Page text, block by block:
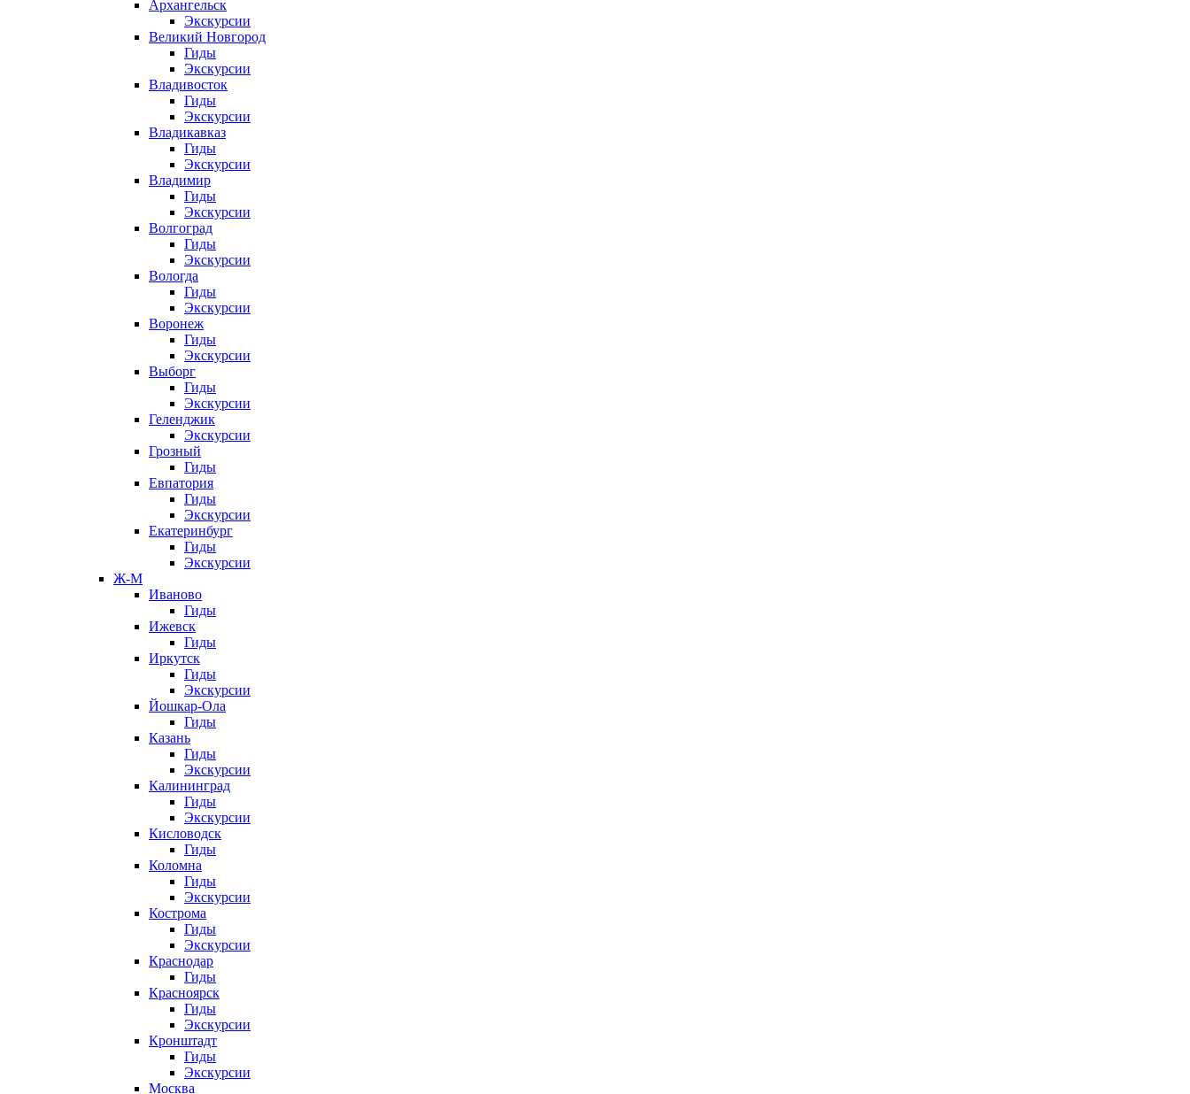
Архангельск
Экскурсии
Великий Новгород
Гиды
Экскурсии
Владивосток
Гиды
Экскурсии
Владикавказ
Гиды
Экскурсии
Владимир
Гиды
Экскурсии
Волгоград
Гиды
Экскурсии
Вологда
Гиды
Экскурсии
Воронеж
Гиды
Экскурсии
Выборг
Гиды
Экскурсии
Геленджик
Экскурсии
Грозный
Гиды
Евпатория
Гиды
Экскурсии
Екатеринбург
Гиды
Экскурсии
Ж-М
Иваново
Гиды
Ижевск
Гиды
Иркутск
Гиды
Экскурсии
Йошкар-Ола
Гиды
Казань
Гиды
Экскурсии
Калининград
Гиды
Экскурсии
Кисловодск
Гиды
Коломна
Гиды
Экскурсии
Кострома
Гиды
Экскурсии
Краснодар
Гиды
Красноярск
Гиды
Экскурсии
Кронштадт
Гиды
Экскурсии
Москва